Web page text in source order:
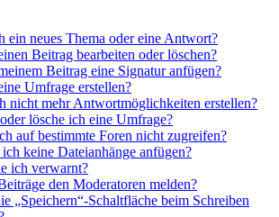
ein neues Thema oder eine Antwort?
Beitrag bearbeiten oder löschen?
Beitrag eine Signatur anfügen?
Umfrage erstellen?
nicht mehr Antwortmöglichkeiten erstellen?
lösche ich eine Umfrage?
auf bestimmte Foren nicht zugreifen?
keine Dateianhänge anfügen?
ich verwarnt?
den Moderatoren melden?
„Speichern“-Schaltfläche beim Schreiben